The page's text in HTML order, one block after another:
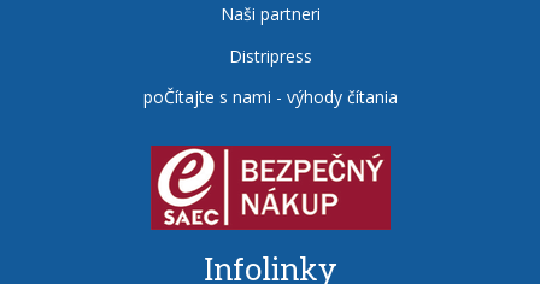
Naši partneri
Distripress
poČítajte s nami - výhody čítania
Infolinky